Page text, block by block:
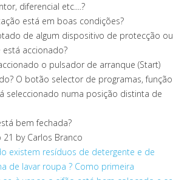
diferencial etc....?
está em boas condições?
de algum dispositivo de protecção ou
accionado?
o pulsador de arranque (Start)
O botão selector de programas, função
seleccionado numa posição distinta de
bem fechada?
by Carlos Branco
existem resíduos de detergente e de
de lavar roupa ? Como primeira